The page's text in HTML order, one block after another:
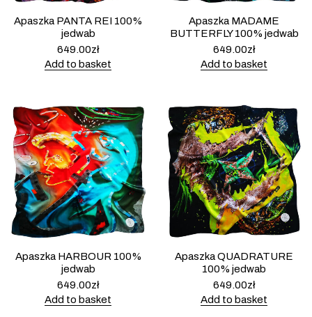
Apaszka PANTA REI 100%
jedwab
649.00zł
Add to basket
Apaszka MADAME
BUTTERFLY 100% jedwab
649.00zł
Add to basket
Apaszka HARBOUR 100%
jedwab
649.00zł
Add to basket
Apaszka QUADRATURE
100% jedwab
649.00zł
Add to basket